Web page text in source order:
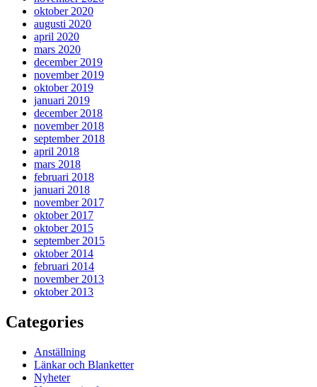
oktober 2020
augusti 2020
april 2020
mars 2020
december 2019
november 2019
oktober 2019
januari 2019
december 2018
november 2018
september 2018
april 2018
mars 2018
februari 2018
januari 2018
november 2017
oktober 2017
oktober 2015
september 2015
oktober 2014
februari 2014
november 2013
oktober 2013
Categories
Anställning
Länkar och Blanketter
Nyheter